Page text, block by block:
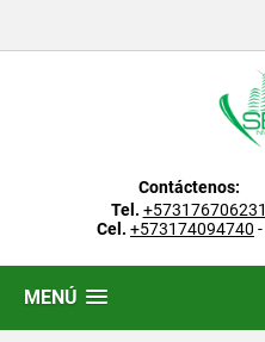
Contáctenos:
Tel. +573176706231
Cel. +573174094740 -
MENÚ